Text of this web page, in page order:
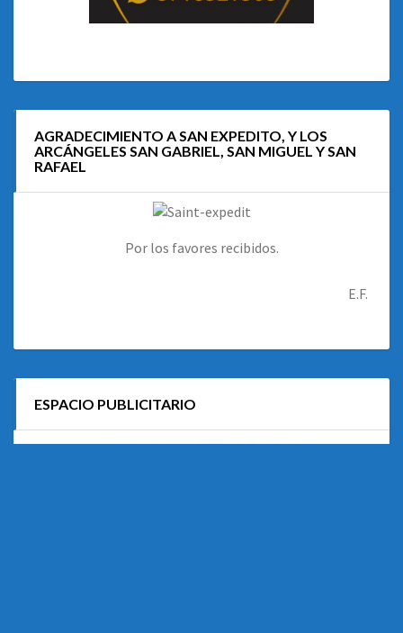
AGRADECIMIENTO A SAN EXPEDITO, Y LOS
ARCÁNGELES SAN GABRIEL, SAN MIGUEL Y SAN
RAFAEL
Por los favores recibidos.
E.F.
ESPACIO PUBLICITARIO